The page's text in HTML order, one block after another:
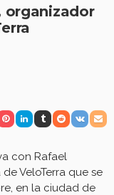
organizador
con Rafael
VeloTerra que se
en la ciudad de